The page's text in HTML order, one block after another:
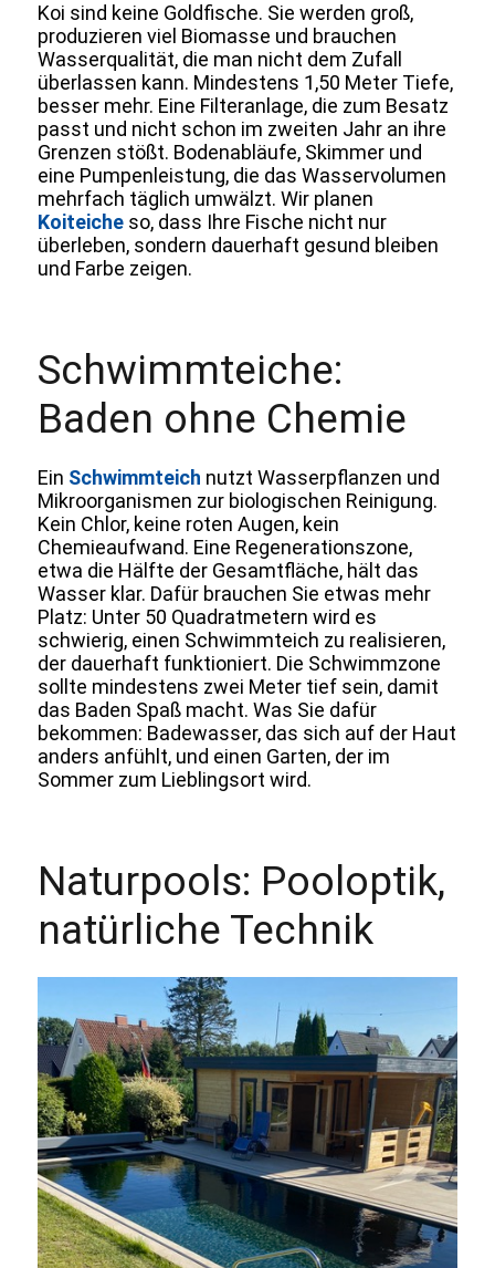
Koi sind keine Goldfische. Sie werden groß,
produzieren viel Biomasse und brauchen
Wasserqualität, die man nicht dem Zufall
überlassen kann. Mindestens 1,50 Meter Tiefe,
besser mehr. Eine Filteranlage, die zum Besatz
passt und nicht schon im zweiten Jahr an ihre
Grenzen stößt. Bodenabläufe, Skimmer und
eine Pumpenleistung, die das Wasservolumen
mehrfach täglich umwälzt. Wir planen
Koiteiche so, dass Ihre Fische nicht nur
überleben, sondern dauerhaft gesund bleiben
und Farbe zeigen.
Schwimmteiche:
Baden ohne Chemie
Ein Schwimmteich nutzt Wasserpflanzen und
Mikroorganismen zur biologischen Reinigung.
Kein Chlor, keine roten Augen, kein
Chemieaufwand. Eine Regenerationszone,
etwa die Hälfte der Gesamtfläche, hält das
Wasser klar. Dafür brauchen Sie etwas mehr
Platz: Unter 50 Quadratmetern wird es
schwierig, einen Schwimmteich zu realisieren,
der dauerhaft funktioniert. Die Schwimmzone
sollte mindestens zwei Meter tief sein, damit
das Baden Spaß macht. Was Sie dafür
bekommen: Badewasser, das sich auf der Haut
anders anfühlt, und einen Garten, der im
Sommer zum Lieblingsort wird.
Naturpools: Pooloptik,
natürliche Technik